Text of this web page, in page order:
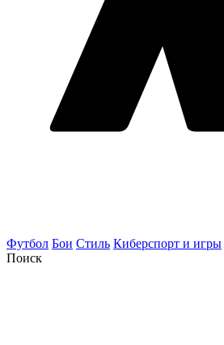
Футбол Бои Стиль Киберспорт и игры
Поиск